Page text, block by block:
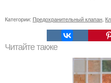
Категории: Предохранительный клапан
Читайте также